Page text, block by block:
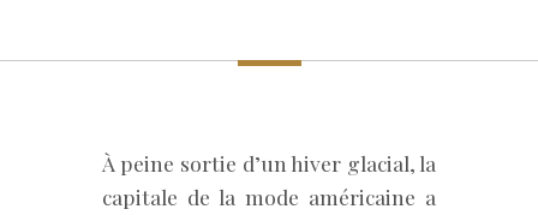
À peine sortie d’un hiver glacial, la
capitale de la mode américaine a